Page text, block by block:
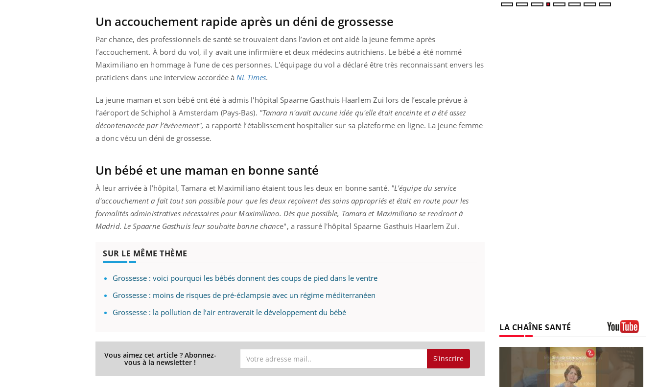
Un accouchement rapide après un déni de grossesse
Par chance, des professionnels de santé se trouvaient dans l’avion et ont aidé la jeune femme après
l’accouchement. À bord du vol, il y avait une infirmière et deux médecins autrichiens. Le bébé a été nommé
Maximiliano en hommage à l’une de ces personnes. L'équipage du vol a déclaré être très reconnaissant envers les
praticiens dans une interview accordée à NL Times.
La jeune maman et son bébé ont été à admis l'hôpital Spaarne Gasthuis Haarlem Zui lors de l’escale prévue à
l’aéroport de Schiphol à Amsterdam (Pays-Bas). "Tamara n'avait aucune idée qu'elle était enceinte et a été assez
décontenancée par l’événement",a rapporté l’établissement hospitalier sur sa plateforme en ligne. La jeune femme
a donc vécu un déni de grossesse.
Un bébé et une maman en bonne santé
À leur arrivée à l’hôpital, Tamara et Maximiliano étaient tous les deux en bonne santé. "L'équipe du service
d'accouchement a fait tout son possible pour que les deux reçoivent des soins appropriés et était en route pour les
formalités administratives nécessaires pour Maximiliano. Dès que possible, Tamara et Maximiliano se rendront à
Madrid. Le Spaarne Gasthuis leur souhaite bonne chance", a rassuré l'hôpital Spaarne Gasthuis Haarlem Zui.
SUR LE MÊME THÈME
Grossesse : voici pourquoi les bébés donnent des coups de pied dans le ventre
Grossesse : moins de risques de pré-éclampsie avec un régime méditerranéen
Grossesse : la pollution de l’air entraverait le développement du bébé
Vous aimez cet article ? Abonnez-
vous à la newsletter ! S'inscrire
LA CHAÎNE SANTÉ